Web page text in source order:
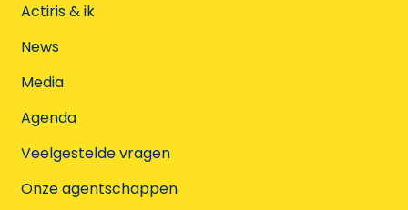
Actiris & ik
News
Media
Agenda
Veelgestelde vragen
Onze agentschappen